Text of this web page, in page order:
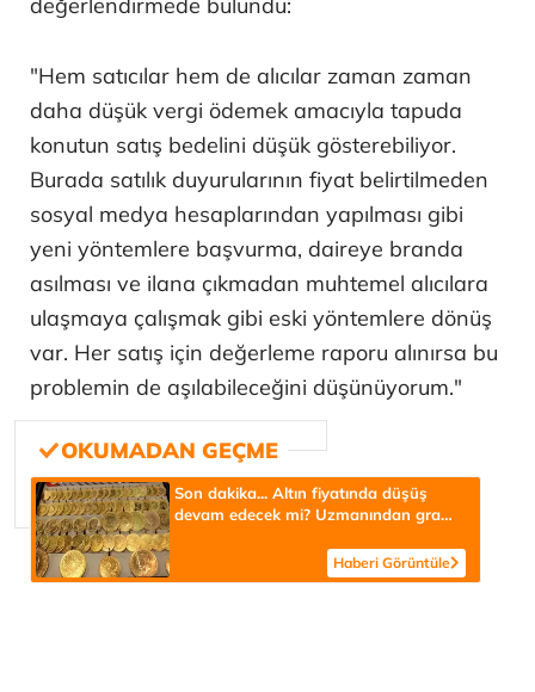
"Hem satıcılar hem de alıcılar zaman zaman
daha düşük vergi ödemek amacıyla tapuda
konutun satış bedelini düşük gösterebiliyor.
Burada satılık duyurularının fiyat belirtilmeden
sosyal medya hesaplarından yapılması gibi
yeni yöntemlere başvurma, daireye branda
asılması ve ilana çıkmadan muhtemel alıcılara
ulaşmaya çalışmak gibi eski yöntemlere dönüş
var. Her satış için değerleme raporu alınırsa bu
problemin de aşılabileceğini düşünüyorum."
Son dakika... Altın fiyatında düşüş
devam edecek mi? Uzmanından gram
Haberi Görüntüle